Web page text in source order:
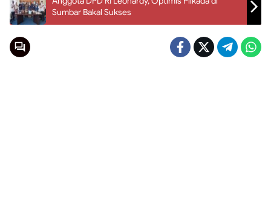
Sumbar Bakal Sukses